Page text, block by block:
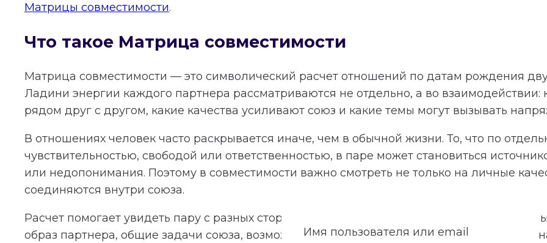
Матрицы совместимости.
Что такое Матрица совместимости
Матрица совместимости — это символический расчет отношений по датам рождения
Ладини энергии каждого партнера рассматриваются не отдельно, а во
рядом друг с другом, какие качества усиливают союз и какие темы могут вызывать
В отношениях человек часто раскрывается иначе, чем в обычной жизни. То, что по
чувствительностью, свободой или ответственностью, в паре может становиться
или недопонимания. Поэтому в совместимости важно смотреть не только на личные
соединяются внутри союза.
Расчет помогает увидеть пару с разных сторон: личные особенности мужчины и
образ партнера, общие задачи союза, возможные трудности, финансовую линию и
Имя пользователя или email